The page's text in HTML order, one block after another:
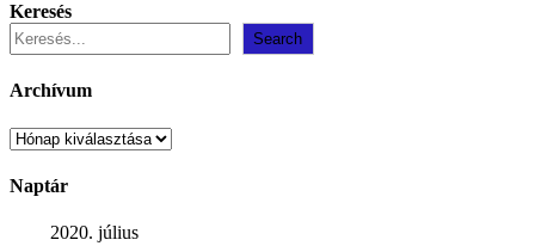
Keresés
Search
Archívum
Archívum
Naptár
2020. július